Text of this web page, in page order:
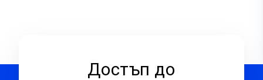
Достъп до